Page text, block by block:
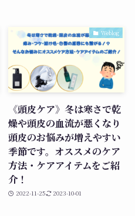
Weblog
《頭皮ケア》冬は寒さで乾
燥や頭皮の血流が悪くなり
頭皮のお悩みが増えやすい
季節です。オススメのケア
方法・ケアアイテムをご紹
介！
2022-11-25 2023-10-01